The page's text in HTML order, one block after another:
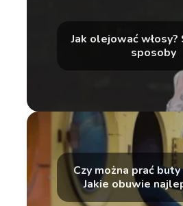
Jak olejować włosy?
sposoby
Czy można prać
Jakie obuwie
ręcznie?